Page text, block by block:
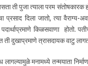
ती पुजा त्याला परम
प्रसाद दिला जातो, त्या वैराग्य-
किळसवाणा होतो.
दुखाप्रमाणे त्रासदायक वाटु
मनामध्ये तन्मयाता